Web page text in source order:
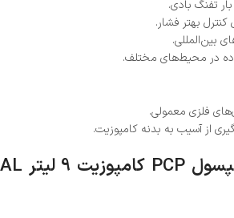
تفنگ بادی.
بهتر فشار.
بین‌المللی.
در محیط‌های مختلف.
فلزی معمولی.
از آسیب به بدنه کامپوزیت.
سوالات متداول کپسول PCP کامپوزیت 9 لیتر AL